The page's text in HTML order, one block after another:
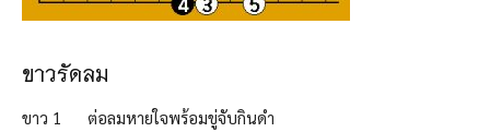
ขาวรัดลม
ขาว 1 ต่อลมหายใจพร้อมขู่จับกินดำ